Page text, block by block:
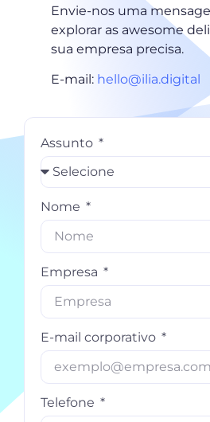
Assunto
Nome
Empresa
E-mail corporativo
Telefone
Envie-nos uma
explorar as awesome
sua empresa precisa.
E-mail: hello@ilia.digital